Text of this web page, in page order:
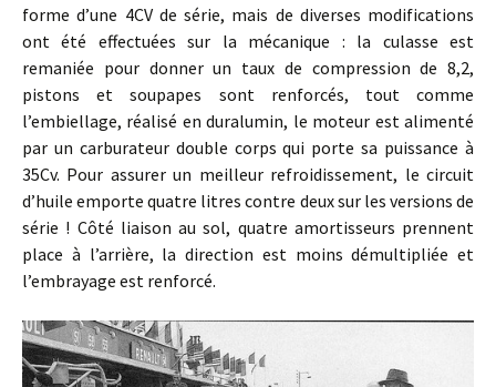
forme d’une 4CV de série, mais de diverses modifications
ont été effectuées sur la mécanique : la culasse est
remaniée pour donner un taux de compression de 8,2,
pistons et soupapes sont renforcés, tout comme
l’embiellage, réalisé en duralumin, le moteur est alimenté
par un carburateur double corps qui porte sa puissance à
35Cv. Pour assurer un meilleur refroidissement, le circuit
d’huile emporte quatre litres contre deux sur les versions de
série ! Côté liaison au sol, quatre amortisseurs prennent
place à l’arrière, la direction est moins démultipliée et
l’embrayage est renforcé.